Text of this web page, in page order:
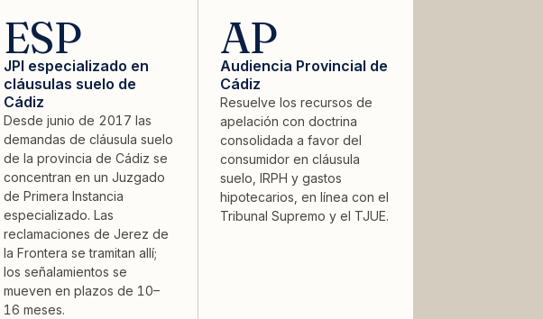
ESP
JPI especializado en
cláusulas suelo de
Cádiz
Desde junio de 2017 las
demandas de cláusula suelo
de la provincia de Cádiz se
concentran en un Juzgado
de Primera Instancia
especializado. Las
reclamaciones de Jerez de
la Frontera se tramitan allí;
los señalamientos se
mueven en plazos de 10–
16 meses.
AP
Audiencia Provincial de
Cádiz
Resuelve los recursos de
apelación con doctrina
consolidada a favor del
consumidor en cláusula
suelo, IRPH y gastos
hipotecarios, en línea con el
Tribunal Supremo y el TJUE.